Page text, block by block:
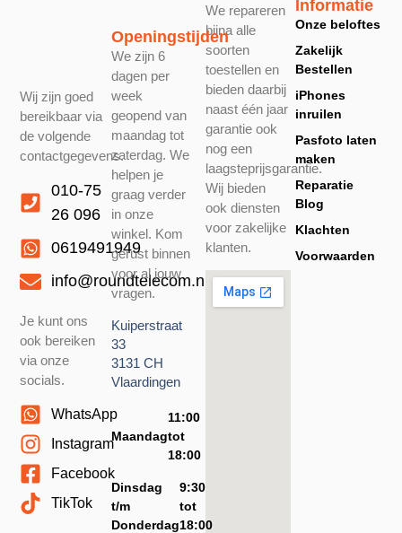
Wij zijn goed
bereikbaar via
de volgende
contactgegevens.
010-75
26 096
0619491949
info@roundtelecom.nl
Je kunt ons
ook bereiken
via onze
socials.
WhatsApp
Instagram
Facebook
TikTok
We repareren
bijna alle
soorten
toestellen en
bieden daarbij
naast één jaar
garantie ook
nog een
laagsteprijsgarantie.
Wij bieden
ook diensten
voor zakelijke
klanten.
Openingstijden
We zijn 6
dagen per
week
geopend van
maandag tot
zaterdag. We
helpen je
graag verder
in onze
winkel. Kom
gerust binnen
voor al jouw
vragen.
Kuiperstraat
33
3131 CH
Vlaardingen
Maandag
11:00
tot
18:00
Dinsdag
t/m
Donderdag
9:30
tot
18:00
Informatie
Onze beloftes
Zakelijk
Bestellen
iPhones
inruilen
Pasfoto laten
maken
Reparatie
Blog
Klachten
Voorwaarden